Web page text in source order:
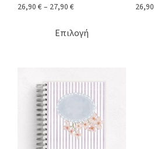
26,90 € – 27,90 €
Επιλογή
26,90